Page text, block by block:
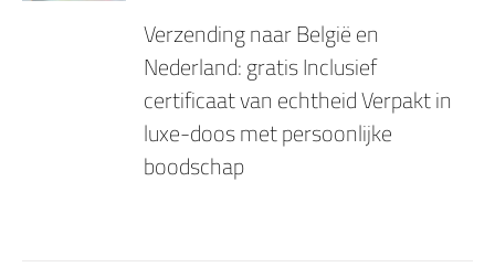
Verzending naar België en
Nederland: gratis Inclusief
certificaat van echtheid Verpakt in
luxe-doos met persoonlijke
boodschap